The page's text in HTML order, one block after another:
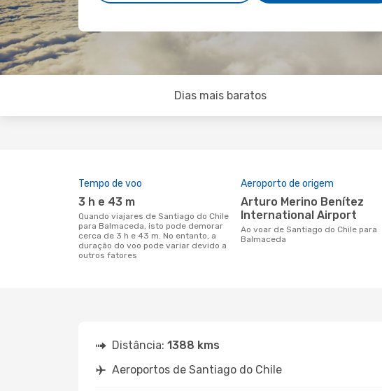
Dias mais baratos
Tempo de voo
3 h e 43 m
Quando viajares de Santiago do Chile
para Balmaceda, isto pode demorar
cerca de 3 h e 43 m. No entanto, a
duração do voo pode variar devido a
outros fatores
Aeroporto de origem
Arturo Merino Benítez
International Airport
Ao voar de Santiago do Chile para
Balmaceda
Distância: 1388 kms
Aeroportos de Santiago do Chile